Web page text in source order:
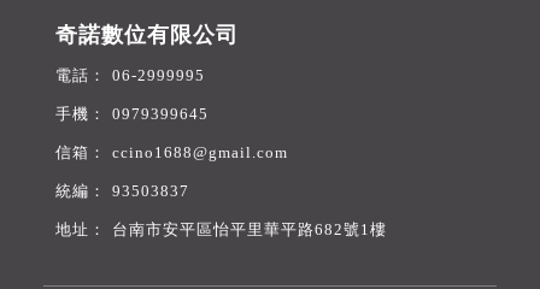
奇諾數位有限公司
06-2999995
0979399645
93503837
ccino1688@gmail.com
台南市安平區怡平里華平路682號1樓